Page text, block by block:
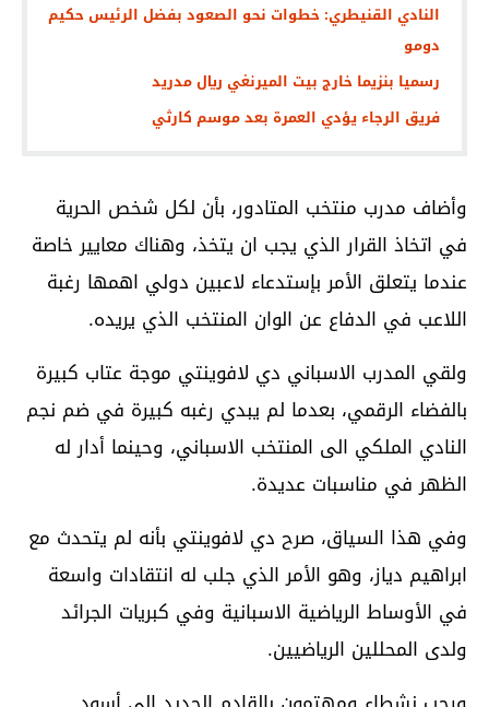
النادي القنيطري: خطوات نحو الصعود بفضل الرئيس حكيم
دومو
رسميا بنزيما خارج بيت الميرنغي ريال مدريد
فريق الرجاء يؤدي العمرة بعد موسم كارثي
وأضاف مدرب منتخب المتادور، بأن لكل شخص الحرية
في اتخاذ القرار الذي يجب ان يتخذ، وهناك معايير خاصة
عندما يتعلق الأمر بإستدعاء لاعبين دولي اهمها رغبة
اللاعب في الدفاع عن الوان المنتخب الذي يريده.
ولقي المدرب الاسباني دي لافوينتي موجة عتاب كبيرة
بالفضاء الرقمي، بعدما لم يبدي رغبه كبيرة في ضم نجم
النادي الملكي الى المنتخب الاسباني، وحينما أدار له
الظهر في مناسبات عديدة.
وفي هذا السياق، صرح دي لافوينتي بأنه لم يتحدث مع
ابراهيم دياز، وهو الأمر الذي جلب له انتقادات واسعة
في الأوساط الرياضية الاسبانية وفي كبريات الجرائد
ولدى المحللين الرياضيين.